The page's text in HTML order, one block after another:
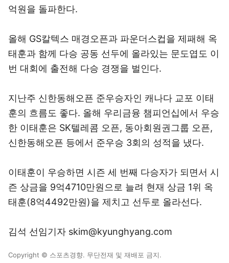
억원을 돌파한다.
올해 GS칼텍스 매경오픈과 파운더스컵을 제패해 옥
태훈과 함께 다승 공동 선두에 올라있는 문도엽도 이
번 대회에 출전해 다승 경쟁을 벌인다.
지난주 신한동해오픈 준우승자인 캐나다 교포 이태
훈의 흐름도 좋다. 올해 우리금융 챔피언십에서 우승
한 이태훈은 SK텔레콤 오픈, 동아회원권그룹 오픈,
신한동해오픈 등에서 준우승 3회의 성적을 냈다.
이태훈이 우승하면 시즌 세 번째 다승자가 되면서 시
즌 상금을 9억4710만원으로 늘려 현재 상금 1위 옥
태훈(8억4492만원)을 제치고 선두로 올라선다.
김석 선임기자 skim@kyunghyang.com
Copyright © 스포츠경향. 무단전재 및 재배포 금지.